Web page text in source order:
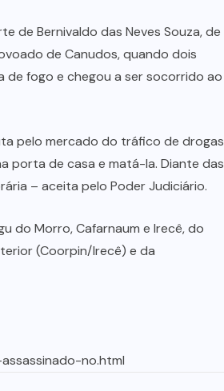
de Bernivaldo das Neves Souza, de
de Canudos, quando dois
de fogo e chegou a ser socorrido ao
pelo mercado do tráfico de drogas
porta de casa e matá-la. Diante das
– aceita pelo Poder Judiciário.
do Morro, Cafarnaum e Irecê, do
(Coorpin/Irecê) e da
no.html